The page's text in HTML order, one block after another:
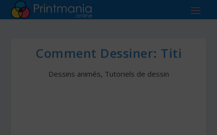
Comment Dessiner: Titi
Dessins animés, Tutoriels de dessin